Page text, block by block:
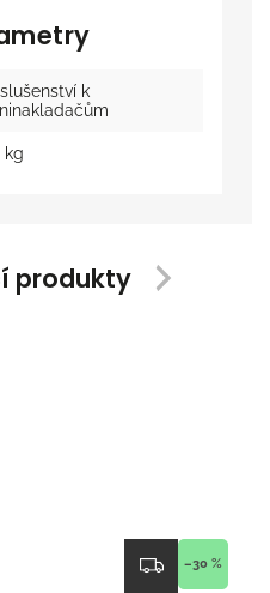
k
kg
produkty
–30 %
Next